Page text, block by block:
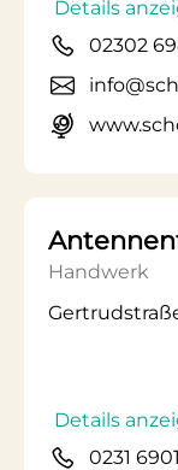
Details
02302
Handwerk
Details
0231